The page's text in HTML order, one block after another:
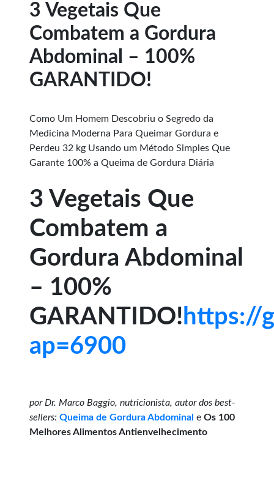
3 Vegetais Que
Combatem a Gordura
Abdominal – 100%
GARANTIDO!
Como Um Homem Descobriu o Segredo da
Medicina Moderna Para Queimar Gordura e
Perdeu 32 kg Usando um Método Simples Que
Garante 100% a Queima de Gordura Diária
3 Vegetais Que
Combatem a
Gordura Abdominal
– 100%
GARANTIDO! https://
ap=6900
por Dr. Marco Baggio, nutricionista, autor dos best-
sellers: Queima de Gordura Abdominal e Os 100
Melhores Alimentos Antienvelhecimento